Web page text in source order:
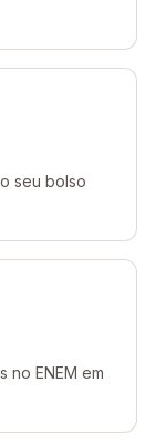
seu bolso
no ENEM em